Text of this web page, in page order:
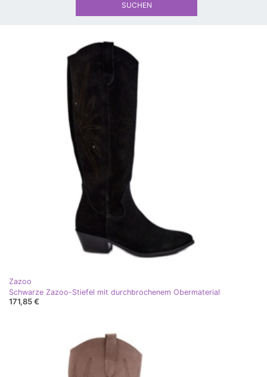
Zazoo
Schwarze Zazoo-Stiefel mit durchbrochenem Obermaterial
171,85 €
SUCHEN